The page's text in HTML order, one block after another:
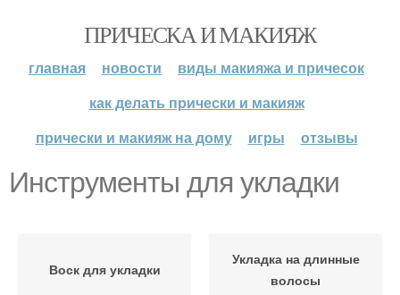
ПРИЧЕСКА И МАКИЯЖ
главная новости
виды макияжа и причесок
как делать прически и макияж
прически и макияж на дому
игры отзывы
Инструменты для укладки
Воск для укладки
Укладка на длинные
волосы